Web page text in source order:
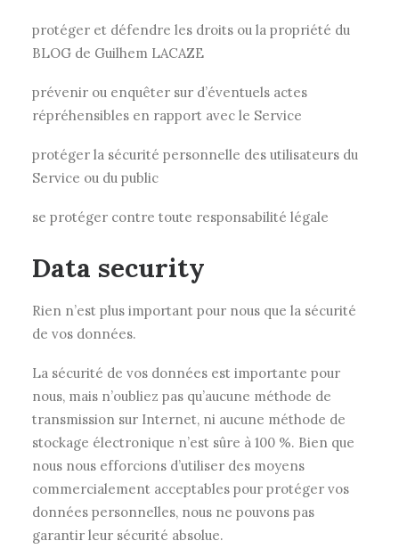
protéger et défendre les droits ou la propriété du
BLOG de Guilhem LACAZE
prévenir ou enquêter sur d’éventuels actes
répréhensibles en rapport avec le Service
protéger la sécurité personnelle des utilisateurs du
Service ou du public
se protéger contre toute responsabilité légale
Data security
Rien n’est plus important pour nous que la sécurité
de vos données.
La sécurité de vos données est importante pour
nous, mais n’oubliez pas qu’aucune méthode de
transmission sur Internet, ni aucune méthode de
stockage électronique n’est sûre à 100 %. Bien que
nous nous efforcions d’utiliser des moyens
commercialement acceptables pour protéger vos
données personnelles, nous ne pouvons pas
garantir leur sécurité absolue.